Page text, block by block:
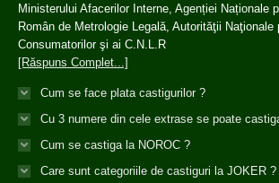
Ministerului Afacerilor Interne, Agenției Naționale
Român de Metrologie Legală, Autorităţii Naţionale
Consumatorilor şi ai C.N.L.R
[Răspuns Complet...]
Cum se face plata castigurilor ?
Cu 3 numere din cele extrase se poate
Cum se castiga la NOROC ?
Care sunt categoriile de castiguri la JOKER ?